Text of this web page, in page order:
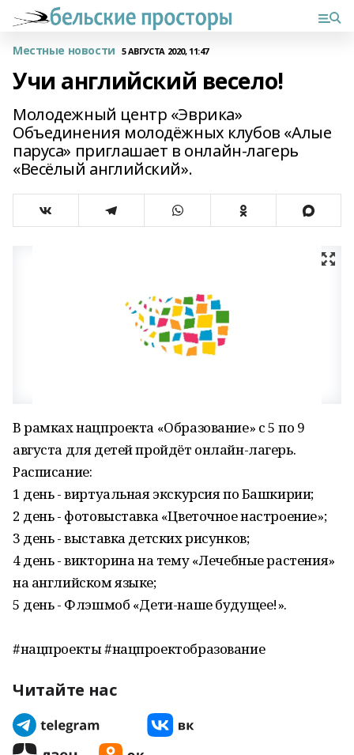
Местные новости 5 АВГУСТА 2020, 11:47
Учи английский весело!
Молодежный центр «Эврика»
Объединения молодёжных клубов «Алые
паруса» приглашает в онлайн-лагерь
«Весёлый английский».
В рамках нацпроекта «Образование» с 5 по 9
августа для детей пройдёт онлайн-лагерь.
Расписание:
1 день - виртуальная экскурсия по Башкирии;
2 день - фотовыставка «Цветочное настроение»;
3 день - выставка детских рисунков;
4 день - викторина на тему «Лечебные растения»
на английском языке;
5 день - Флэшмоб «Дети-наше будущее!».
#нацпроекты #нацпроектобразование
Читайте нас